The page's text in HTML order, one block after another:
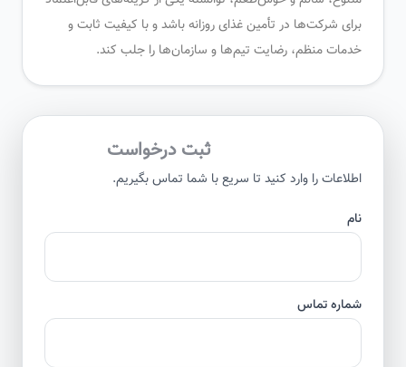
برای شرکت‌ها در تأمین غذای روزانه باشد و با کیفیت ثابت و
خدمات منظم، رضایت تیم‌ها و سازمان‌ها را جلب کند.
ثبت درخواست
اطلاعات را وارد کنید تا سریع با شما تماس بگیریم.
شماره تماس